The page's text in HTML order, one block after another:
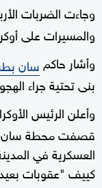
وجاءت الضربات
والمسيرات على
وأشار حاكم سان
بنى تحتية جراء
وأعلن الرئيس
قصفت محطة سان
العسكرية في
كييف "عقوبات